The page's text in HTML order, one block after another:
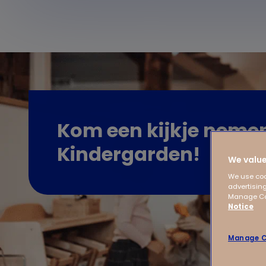
Kom een kijkje
Kindergarden!
We
We use
Manage
Notice
Manage